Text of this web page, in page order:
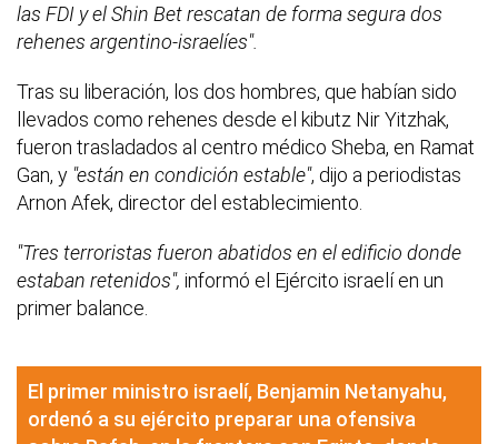
las FDI y el Shin Bet rescatan de forma segura dos
rehenes argentino-israelíes".
Tras su liberación, los dos hombres, que habían sido
llevados como rehenes desde el kibutz Nir Yitzhak,
fueron trasladados al centro médico Sheba, en Ramat
Gan, y "están en condición estable", dijo a periodistas
Arnon Afek, director del establecimiento.
"Tres terroristas fueron abatidos en el edificio donde
estaban retenidos", informó el Ejército israelí en un
primer balance.
El primer ministro israelí, Benjamin Netanyahu,
ordenó a su ejército preparar una ofensiva